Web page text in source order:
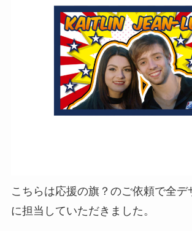
こちらは応援の旗？のご依頼で全デ
に担当していただきました。